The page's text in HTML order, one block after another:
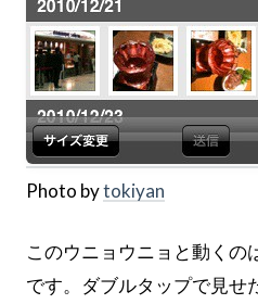
Photo bytokiyan
このウニョウニョと動くの
です。ダブルタップで見せ